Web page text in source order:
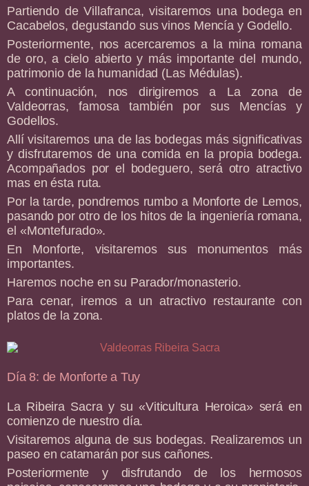
Partiendo de Villafranca, visitaremos una bodega en
Cacabelos, degustando sus vinos Mencía y Godello.
Posteriormente, nos acercaremos a la mina romana
de oro, a cielo abierto y más importante del mundo,
patrimonio de la humanidad (Las Médulas).
A continuación, nos dirigiremos a La zona de
Valdeorras, famosa también por sus Mencías y
Godellos.
Allí visitaremos una de las bodegas más significativas
y disfrutaremos de una comida en la propia bodega.
Acompañados por el bodeguero, será otro atractivo
mas en ésta ruta.
Por la tarde, pondremos rumbo a Monforte de Lemos,
pasando por otro de los hitos de la ingeniería romana,
el «Montefurado».
En Monforte, visitaremos sus monumentos más
importantes.
Haremos noche en su Parador/monasterio.
Para cenar, iremos a un atractivo restaurante con
platos de la zona.
Día 8: de Monforte a Tuy
La Ribeira Sacra y su «Viticultura Heroica» será en
comienzo de nuestro día.
Visitaremos alguna de sus bodegas. Realizaremos un
paseo en catamarán por sus cañones.
Posteriormente y disfrutando de los hermosos